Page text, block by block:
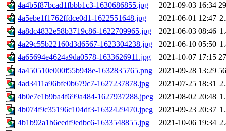
4a4b5f87bcad1fbbb1c3-1630686855.jpg 2021-09-03 16:34
4a5ebe1f1762ffdce0d1-1622551648.jpg
2021-06-01 12:47
4a8dc4832e58b3719c86-1622709965.jpg
2021-06-03 08:46
4a29c55b22160d3d6567-1623304238.jpg
2021-06-10 05:50
4a65694e4624a9da0578-1633626911.jpg
2021-10-07 17:15
4a450510e000f55b948e-1632835765.png
2021-09-28 13:29
4ad3411a96bfe0b679c7-1627237878.jpg
2021-07-25 18:31
4b0e7e1b9ba4f699a484-1627937288.jpeg
2021-08-02 20:48
4b074f9c35196c104df3-1632429470.jpeg
2021-09-23 20:37
4b1b92a1b6eedf9edbc6-1633548855.jpg
2021-10-06 19:34